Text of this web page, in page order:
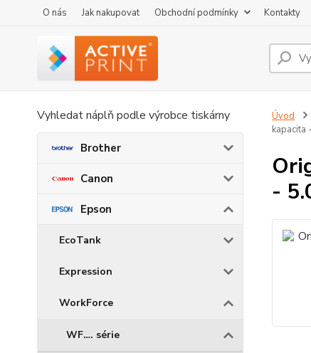
O nás Jak nakupovat Obchodní podmínky Kontakty
Vyhledat náplň podle výrobce tiskárny
Brother
Canon
Epson
EcoTank
Expression
WorkForce
WF…. série
Úvod
kapacita
-